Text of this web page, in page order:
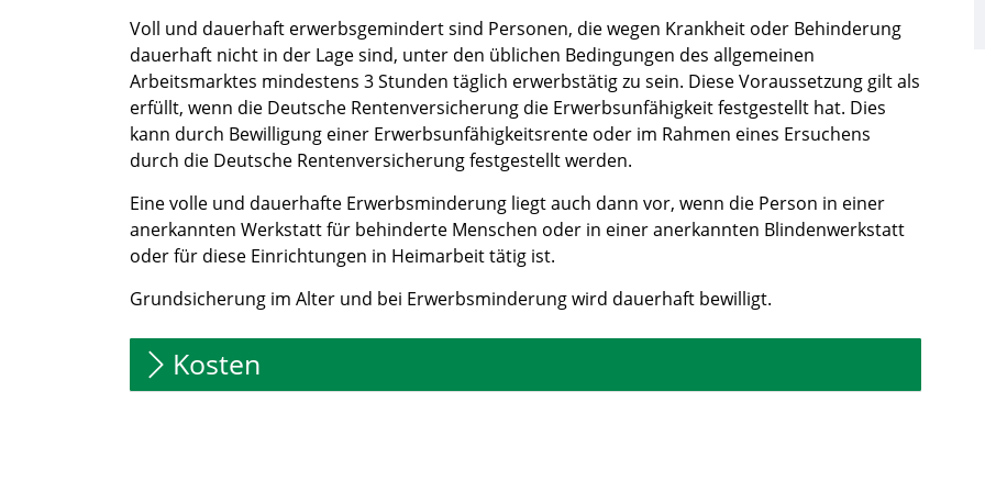
Voll und dauerhaft erwerbsgemindert sind Personen, die wegen Krankheit oder Behinderung
dauerhaft nicht in der Lage sind, unter den üblichen Bedingungen des allgemeinen
Arbeitsmarktes mindestens 3 Stunden täglich erwerbstätig zu sein. Diese Voraussetzung gilt als
erfüllt, wenn die Deutsche Rentenversicherung die Erwerbsunfähigkeit festgestellt hat. Dies
kann durch Bewilligung einer Erwerbsunfähigkeitsrente oder im Rahmen eines Ersuchens
durch die Deutsche Rentenversicherung festgestellt werden.
Eine volle und dauerhafte Erwerbsminderung liegt auch dann vor, wenn die Person in einer
anerkannten Werkstatt für behinderte Menschen oder in einer anerkannten Blindenwerkstatt
oder für diese Einrichtungen in Heimarbeit tätig ist.
Grundsicherung im Alter und bei Erwerbsminderung wird dauerhaft bewilligt.
Kosten